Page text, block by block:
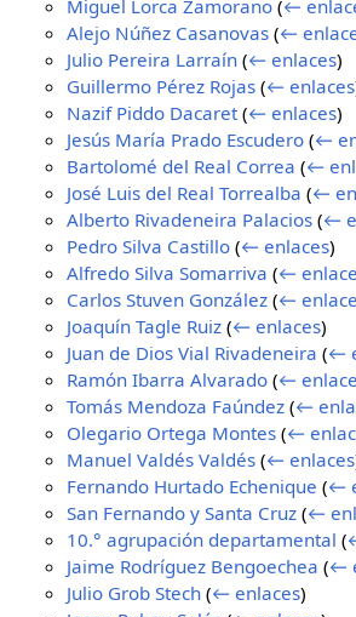
Miguel Lorca Zamorano (←
Alejo Núñez Casanovas (←
Julio Pereira Larraín (← enlaces)
Guillermo Pérez Rojas (← enlaces
Nazif Piddo Dacaret (← enlaces)
Jesús María Prado Escudero (←
Bartolomé del Real Correa (←
José Luis del Real Torrealba (←
Alberto Rivadeneira Palacios (←
Pedro Silva Castillo (← enlaces)
Alfredo Silva Somarriva (←
Carlos Stuven González (←
Joaquín Tagle Ruiz (← enlaces)
Juan de Dios Vial Rivadeneira (←
Ramón Ibarra Alvarado (←
Tomás Mendoza Faúndez (←
Olegario Ortega Montes (←
Manuel Valdés Valdés (← enlaces
Fernando Hurtado Echenique (←
San Fernando y Santa Cruz (←
10.° agrupación departamental (
Jaime Rodríguez Bengoechea (←
Julio Grob Stech (← enlaces)